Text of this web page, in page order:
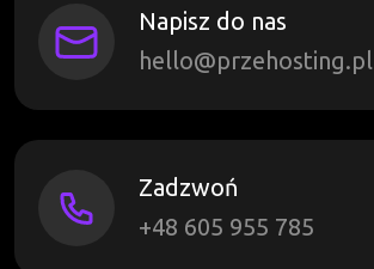
Napisz do nas
hello@przehosting.pl
Zadzwoń
+48 605 955 785